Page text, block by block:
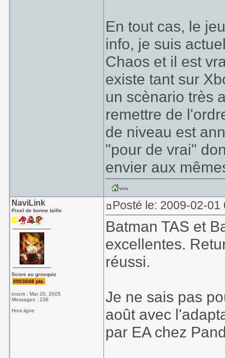
En tout cas, le
info, je suis
Chaos et il est
existe tant sur
un scènario très
remettre de
de niveau est
"pour de vrai"
envier aux
NaviLink
Pixel de bonne taille
Score au grosquiz
0003848 pts.
Inscrit : Mar 20, 2005
Messages : 236
Hors ligne
Posté le: 2009-02-01
Batman TAS et
excellentes.
réussi.
Je ne sais pas
août avec
par EA chez